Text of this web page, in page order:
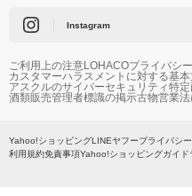
Instagram
ご利用上の注意LOHACOプライバシ
カスタマーハラスメントに対する基
アスクルのサイバーセキュリティ特
酒類販売管理者標識の掲示古物営業
Yahoo!ショッピングLINEヤフープライバシ
利用規約免責事項Yahoo!ショッピングガイド